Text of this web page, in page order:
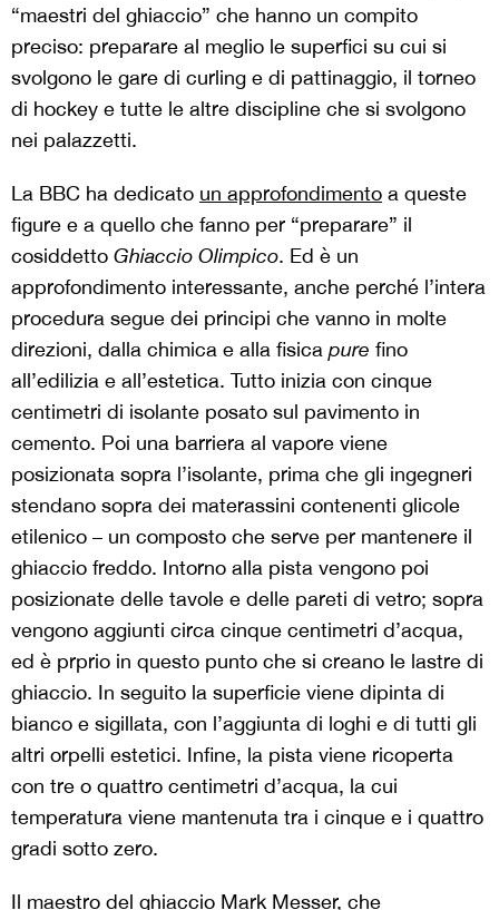
“maestri del ghiaccio” che hanno un compito
preciso: preparare al meglio le superfici su cui si
svolgono le gare di curling e di pattinaggio, il torneo
di hockey e tutte le altre discipline che si svolgono
nei palazzetti.
La BBC ha dedicato un approfondimento a queste
figure e a quello che fanno per “preparare” il
cosiddetto Ghiaccio Olimpico. Ed è un
approfondimento interessante, anche perché l’intera
procedura segue dei principi che vanno in molte
direzioni, dalla chimica e alla fisica pure fino
all’edilizia e all’estetica. Tutto inizia con cinque
centimetri di isolante posato sul pavimento in
cemento. Poi una barriera al vapore viene
posizionata sopra l’isolante, prima che gli ingegneri
stendano sopra dei materassini contenenti glicole
etilenico – un composto che serve per mantenere il
ghiaccio freddo. Intorno alla pista vengono poi
posizionate delle tavole e delle pareti di vetro; sopra
vengono aggiunti circa cinque centimetri d’acqua,
ed è prprio in questo punto che si creano le lastre di
ghiaccio. In seguito la superficie viene dipinta di
bianco e sigillata, con l’aggiunta di loghi e di tutti gli
altri orpelli estetici. Infine, la pista viene ricoperta
con tre o quattro centimetri d’acqua, la cui
temperatura viene mantenuta tra i cinque e i quattro
gradi sotto zero.
Il maestro del ghiaccio Mark Messer, che